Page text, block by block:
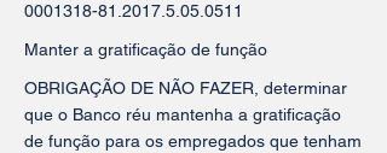
0001318-81.2017.5.05 .0511
Manter a gratificação de função
OBRIGAÇÃO DE NÃO FAZER, determinar
que o Banco réu mantenha a gratificação
de função para os empregados que tenham